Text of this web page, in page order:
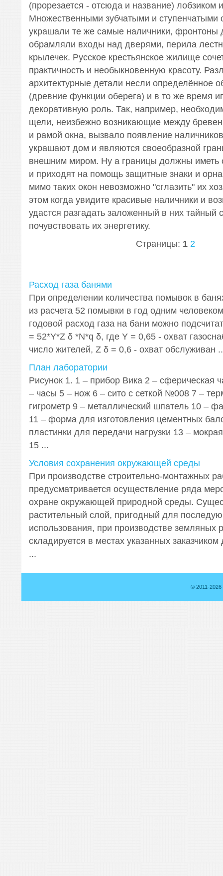
(прорезается - отсюда и название) лобзиком
Множественными зубчатыми и ступенчатыми
украшали те же самые наличники, фронтоны
обрамляли входы над дверями, перила
крылечек. Русское крестьянское жилище
практичность и необыкновенную красоту.
архитектурные детали несли определённое
(древние функции оберега) и в то же время
декоративную роль. Так, например,
щели, неизбежно возникающие между
и рамой окна, вызвало появление
украшают дом и являются своеобразной
внешним миром. Ну а границы должны иметь
и приходят на помощь защитные знаки и
мимо таких окон невозможно "сглазить" их
этом когда увидите красивые наличники и
удастся разгадать заложенный в них тайный
почувствовать их энергетику.
Страницы: 1 2
Расход газа банями
При определении количества помывок в
из расчета 52 помывки в год одним
годовой расход газа на бани можно
= 52*Y*Z δ *N*q δ, где Y = 0,65 - охват
число жителей, Z δ = 0,6 - охват обслуживан
План лаборатории
Рисунок 1. 1 – прибор Вика 2 – сферическая
– часы 5 – нож 6 – сито с сеткой №008 7 –
гигрометр 9 – металлический шпатель 10 –
11 – форма для изготовления цементных
пластинки для передачи нагрузки 13 –
15 ...
Условия сохранения окружающей среды
При производстве строительно-монтажных
предусматривается осуществление ряда
охране окружающей природной среды.
растительный слой, пригодный для
использования, при производстве земляных
складируется в местах указанных
...
© 2011-2026